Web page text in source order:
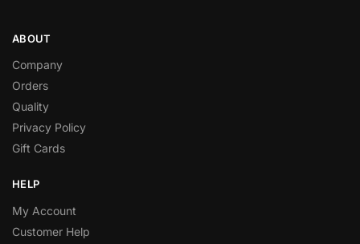
ABOUT
Company
Orders
Quality
Privacy Policy
Gift Cards
HELP
My Account
Customer Help